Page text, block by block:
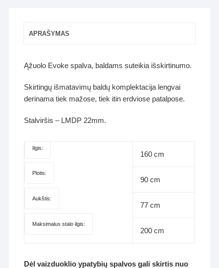
APRAŠYMAS
Ąžuolo Evoke spalva, baldams suteikia išskirtinumo.
Skirtingų išmatavimų baldų komplektacija lengvai
derinama tiek mažose, tiek itin erdviose patalpose.
Stalviršis – LMDP 22mm.
Ilgis:
160 cm
Plotis:
90 cm
Aukštis:
77 cm
Maksimalus stalo ilgis:
200 cm
Dėl vaizduoklio ypatybių spalvos gali skirtis nuo